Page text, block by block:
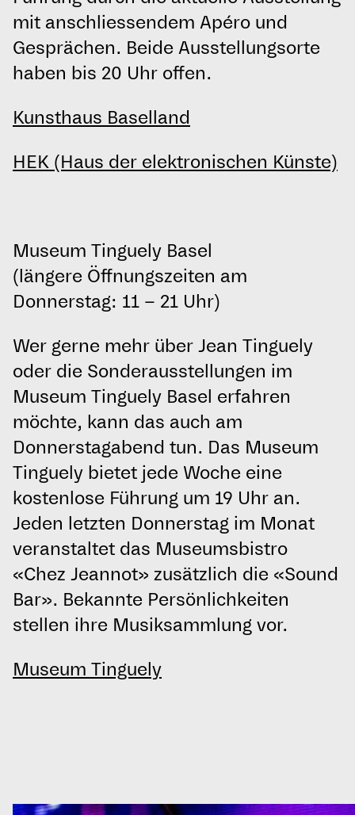
mit anschliessendem Apéro und
Gesprächen. Beide Ausstellungsorte
haben bis 20 Uhr offen.
Kunsthaus Baselland
HEK (Haus der elektronischen Künste)
Museum Tinguely Basel
(längere Öffnungszeiten am
Donnerstag: 11 – 21 Uhr)
Wer gerne mehr über Jean Tinguely
oder die Sonderausstellungen im
Museum Tinguely Basel erfahren
möchte, kann das auch am
Donnerstagabend tun. Das Museum
Tinguely bietet jede Woche eine
kostenlose Führung um 19 Uhr an.
Jeden letzten Donnerstag im Monat
veranstaltet das Museumsbistro
«Chez Jeannot» zusätzlich die «Sound
Bar». Bekannte Persönlichkeiten
stellen ihre Musiksammlung vor.
Museum Tinguely